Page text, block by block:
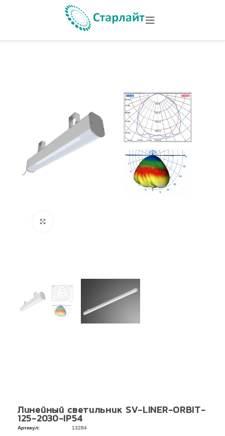
Линейный светильник SV-LINER-ORBIT-
125-2030-IP54
Артикул: 13284